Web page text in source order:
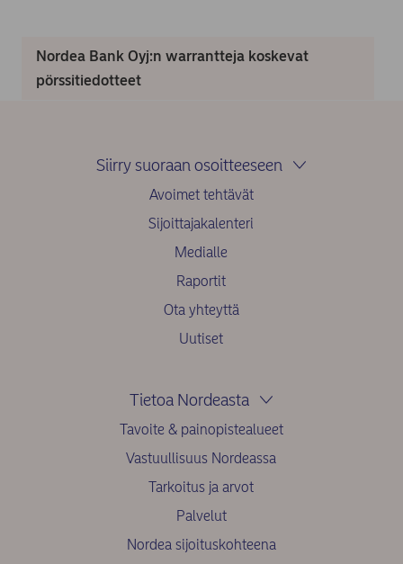
Nordea Bank Oyj:n warrantteja koskevat
pörssitiedotteet
Siirry suoraan osoitteeseen
Avoimet tehtävät
Sijoittajakalenteri
Medialle
Raportit
Ota yhteyttä
Uutiset
Tietoa Nordeasta
Tavoite & painopistealueet
Vastuullisuus Nordeassa
Tarkoitus ja arvot
Palvelut
Nordea sijoituskohteena